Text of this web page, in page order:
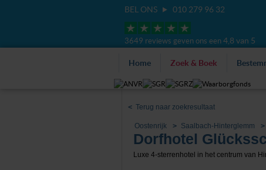
BEL ONS 010 279 96 32
3649 reviews geven ons een 4,8 van 5
Home Zoek & Boek
<Terug naar zoekresultaat
Oostenrijk Saalbach-Hinterglemm
Dorfhotel
Luxe 4-sterrenhotel in het centrum van